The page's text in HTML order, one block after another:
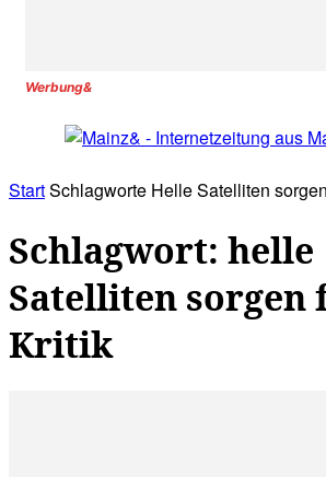
Werbung&
StartSchlagworte Helle Satelliten
Schlagwort: helle
Satelliten sorgen
Kritik